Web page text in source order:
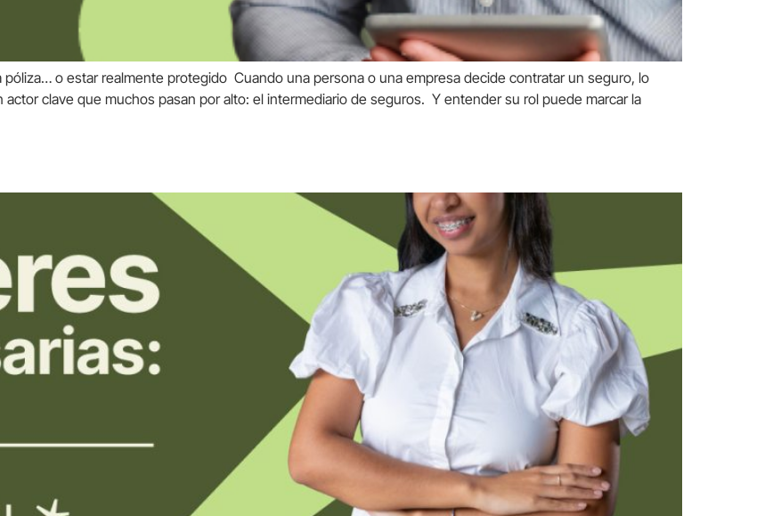
o estar realmente protegido Cuando una persona o una empresa decide contratar un seguro, lo
clave que muchos pasan por alto: el intermediario de seguros. Y entender su rol puede marcar la